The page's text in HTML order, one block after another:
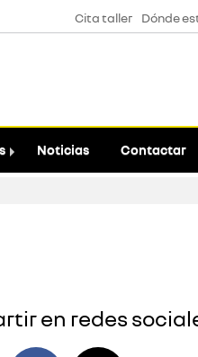
Cita taller Dónde
Noticias Contactar
en redes